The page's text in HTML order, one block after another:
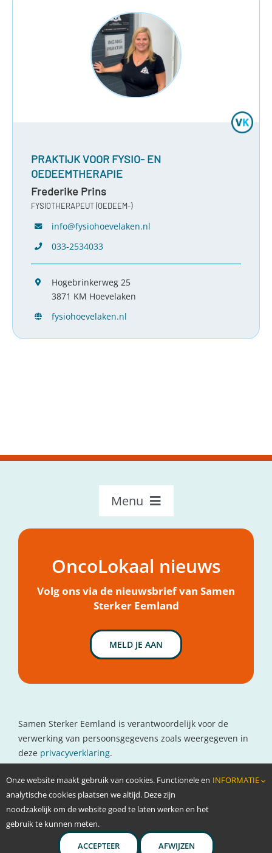
PRAKTIJK VOOR FYSIO- EN
OEDEEMTHERAPIE
Frederike Prins
FYSIOTHERAPEUT (OEDEEM-)
info@fysiohoevelaken.nl
033-2534033
Hogebrinkerweg 25
3871 KM Hoevelaken
fysiohoevelaken.nl
Menu
OncoLokaal – Home
Mijn hulpvraagOncoLokaal nieuws
Volg ons via de nieuwsbrief van Samen
Sterker Eemland
MELD JE AAN
Samen Sterker Eemland is verantwoordelijk voor de
verwerking van persoonsgegevens zoals weergegeven in
deze privacyverklaring.
Contactgegevens
www.oncolokaal.nl
info@oncolokaal.nl
Onze website maakt gebruik van cookies. Functionele en
analytische cookies plaatsen we altijd. Deze zijn
noodzakelijk om de website goed te laten werken en het
gebruik te kunnen meten.
INFORMATIE
ACCEPTEER AFWIJZEN